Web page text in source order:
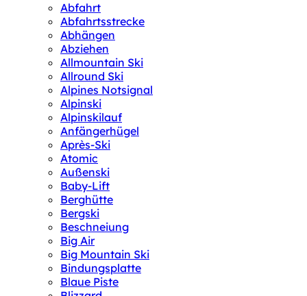
Abfahrt
Abfahrtsstrecke
Abhängen
Abziehen
Allmountain Ski
Allround Ski
Alpines Notsignal
Alpinski
Alpinskilauf
Anfängerhügel
Après-Ski
Atomic
Außenski
Baby-Lift
Berghütte
Bergski
Beschneiung
Big Air
Big Mountain Ski
Bindungsplatte
Blaue Piste